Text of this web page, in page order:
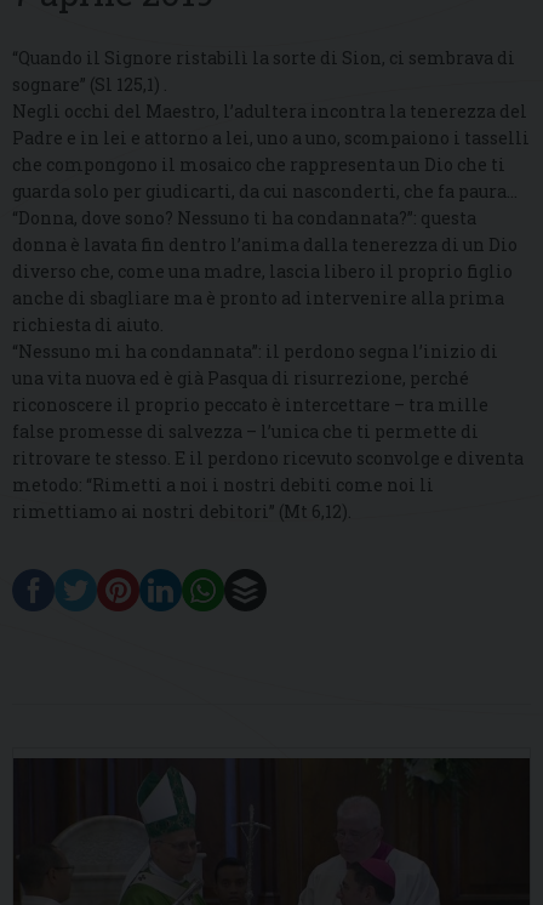
“Quando il Signore ristabilì la sorte di Sion, ci sembrava di
sognare” (Sl 125,1) .
Negli occhi del Maestro, l’adultera incontra la tenerezza del
Padre e in lei e attorno a lei, uno a uno, scompaiono i tasselli
che compongono il mosaico che rappresenta un Dio che ti
guarda solo per giudicarti, da cui nasconderti, che fa paura…
“Donna, dove sono? Nessuno ti ha condannata?”: questa
donna è lavata fin dentro l’anima dalla tenerezza di un Dio
diverso che, come una madre, lascia libero il proprio figlio
anche di sbagliare ma è pronto ad intervenire alla prima
richiesta di aiuto.
“Nessuno mi ha condannata”: il perdono segna l’inizio di
una vita nuova ed è già Pasqua di risurrezione, perché
riconoscere il proprio peccato è intercettare – tra mille
false promesse di salvezza – l’unica che ti permette di
ritrovare te stesso. E il perdono ricevuto sconvolge e diventa
metodo: “Rimetti a noi i nostri debiti come noi li
rimettiamo ai nostri debitori” (Mt 6,12).